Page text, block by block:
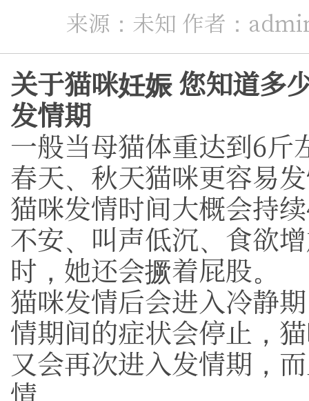
来源：未知 作者：
关于猫咪妊娠 您知道多
发情期
一般当母猫体重达到6
春天、秋天猫咪更容易
猫咪发情时间大概会持
不安、叫声低沉、食欲
时，她还会撅着屁股。
猫咪发情后会进入冷静
情期间的症状会停止，
又会再次进入发情期，